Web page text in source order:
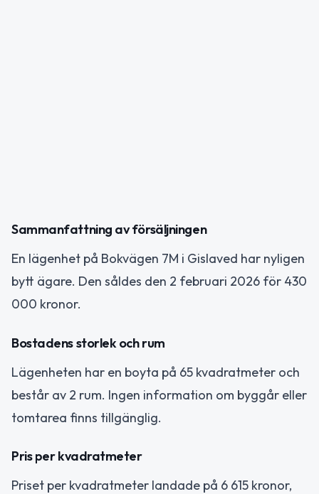
Sammanfattning av försäljningen
En lägenhet på Bokvägen 7M i Gislaved har nyligen
bytt ägare. Den såldes den 2 februari 2026 för 430
000 kronor.
Bostadens storlek och rum
Lägenheten har en boyta på 65 kvadratmeter och
består av 2 rum. Ingen information om byggår eller
tomtarea finns tillgänglig.
Pris per kvadratmeter
Priset per kvadratmeter landade på 6 615 kronor,